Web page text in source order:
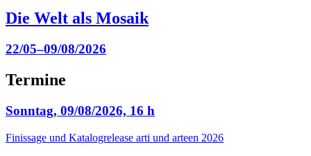
Die Welt als Mosaik
22/05–09/08/2026
Termine
Sonntag, 09/08/2026, 16 h
Finissage und Katalogrelease arti und arteen 2026